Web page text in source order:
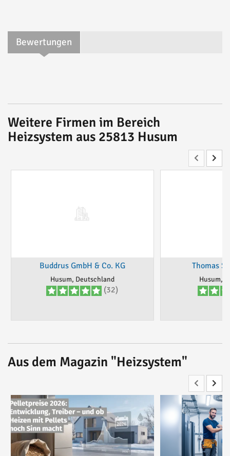
Bewertungen
Weitere Firmen im Bereich
Heizsystem aus 25813 Husum
Buddrus GmbH & Co. KG
Husum, Deutschland
(32)
Thomas
Husum,
Aus dem Magazin "Heizsystem"